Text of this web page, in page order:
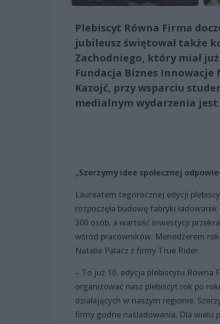
Plebiscyt Równa Firma
jubileusz świętował także
Zachodniego, który miał
Fundacja Biznes
Kazojć, przy wsparciu
medialnym wydarzenia
„Szerzymy idee społecznej
Laureatem tegorocznej edycji
rozpoczęła budowę fabryki
300 osób, a wartość inwestycji
wśród pracowników. Menedżerem
Natalie Palacz z firmy True Rider.
– To już 10. edycja plebiscytu Równa
organizować nasz plebiscyt rok po
działających w naszym regionie.
firmy godne naśladowania. Dla wielu